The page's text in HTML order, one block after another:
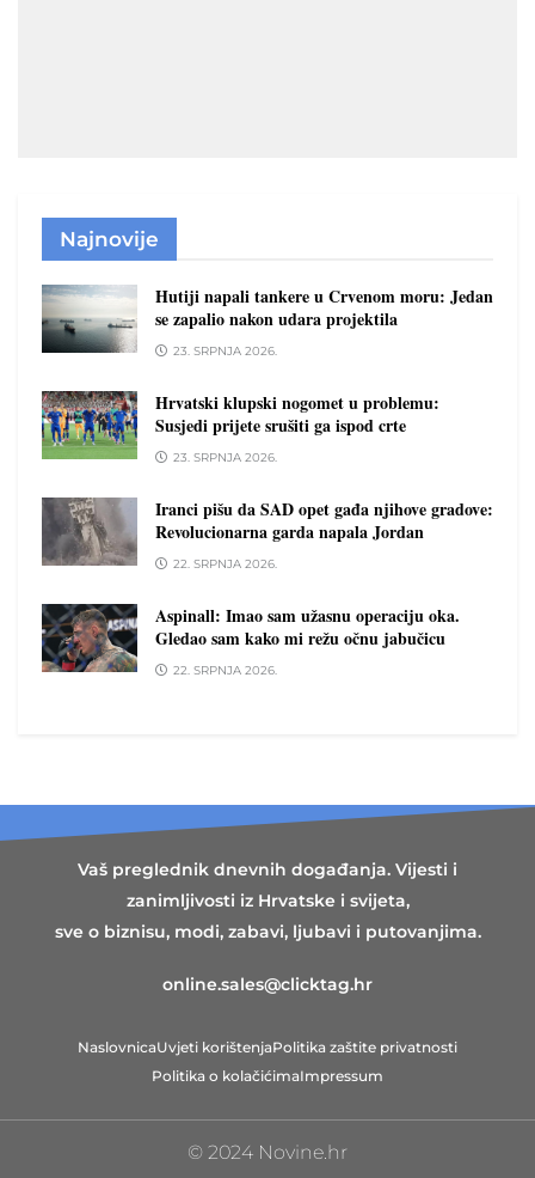
Najnovije
Hutiji napali tankere u Crvenom moru: Jedan
se zapalio nakon udara projektila
23. SRPNJA 2026.
Hrvatski klupski nogomet u problemu:
Susjedi prijete srušiti ga ispod crte
23. SRPNJA 2026.
Iranci pišu da SAD opet gađa njihove gradove:
Revolucionarna garda napala Jordan
22. SRPNJA 2026.
Aspinall: Imao sam užasnu operaciju oka.
Gledao sam kako mi režu očnu jabučicu
22. SRPNJA 2026.
Vaš preglednik dnevnih događanja. Vijesti i
zanimljivosti iz Hrvatske i svijeta,
sve o biznisu, modi, zabavi, ljubavi i putovanjima.
online.sales@clicktag.hr
NaslovnicaUvjeti korištenjaPolitika zaštite privatnosti
Politika o kolačićimaImpressum
© 2024 Novine.hr